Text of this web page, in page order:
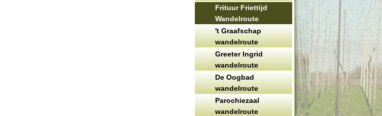
Frituur Friettijd
Wandelroute
't Graafschap
wandelroute
Greeter Ingrid
wandelroute
De Oogbad
wandelroute
Parochiezaal
wandelroute